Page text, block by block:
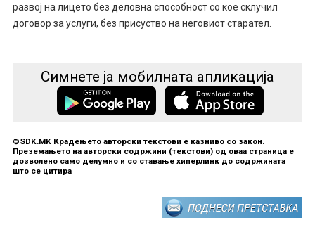
развој на лицето без деловна способност со кое склучил
договор за услуги, без присуство на неговиот старател.
Симнете ја мобилната апликација
©SDK.MK Крадењето авторски текстови е казниво со закон.
Преземањето на авторски содржини (текстови) од оваа страница е
дозволено само делумно и со ставање хиперлинк до содржината
што се цитира